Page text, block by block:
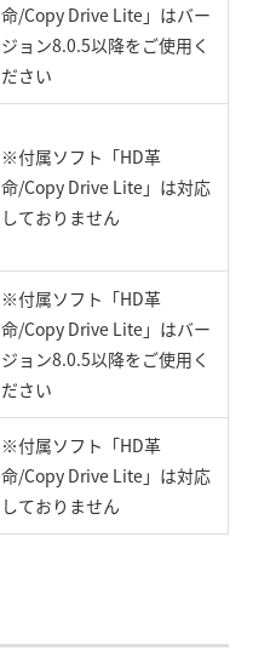
命/Copy Drive Lite」はバー
ジョン8.0.5以降をご使用く
ださい
※付属ソフト「HD革
命/Copy Drive Lite」は対応
しておりません
※付属ソフト「HD革
命/Copy Drive Lite」はバー
ジョン8.0.5以降をご使用く
ださい
※付属ソフト「HD革
命/Copy Drive Lite」は対応
しておりません